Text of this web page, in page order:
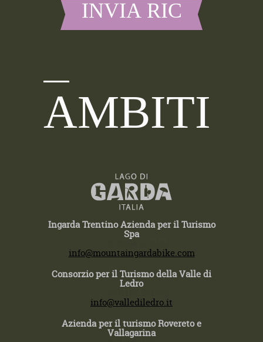
AMBITI
Ingarda Trentino Azienda per il Turismo
Spa
info@mountaingardabike.com
Consorzio per il Turismo della Valle di
Ledro
info@vallediledro.it
Azienda per il turismo Rovereto e
Vallagarina